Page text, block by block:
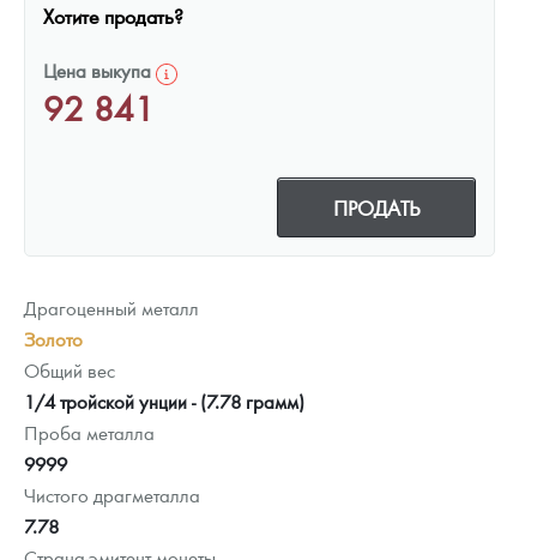
Хотите продать?
Цена выкупа
92 841
ПРОДАТЬ
Драгоценный металл
Золото
Общий вес
1/4 тройской унции - (7.78 грамм)
Проба металла
9999
Чистого драгметалла
7.78